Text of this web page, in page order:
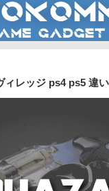
ィレッジ ps4 ps5 違